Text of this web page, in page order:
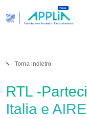
Torna indietro
RTL -
Italia e